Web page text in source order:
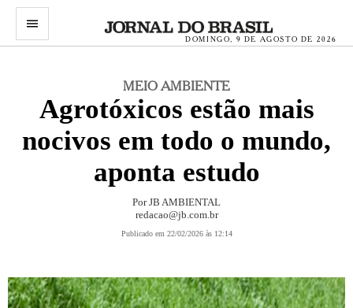
menu
DOMINGO, 9 DE AGOSTO DE 2026
MEIO AMBIENTE
Agrotóxicos estão mais
nocivos em todo o mundo,
aponta estudo
Por JB AMBIENTAL
redacao@jb.com.br
Publicado em 22/02/2026 às 12:14